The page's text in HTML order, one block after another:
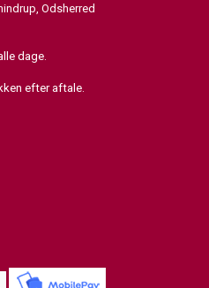
Odsherred
dage.
efter aftale.